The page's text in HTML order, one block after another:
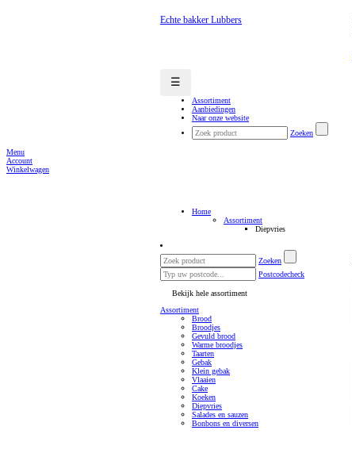
Echte bakker Lubbers
☰
Assortiment
Aanbiedingen
Naar onze website
Zoeken
Menu
Account
Winkelwagen
Home
Assortiment
Diepvries
Zoeken
Postcodecheck
Bekijk hele assortiment
Assortiment
Brood
Broodjes
Gevuld brood
Warme broodjes
Taarten
Gebak
Klein gebak
Vlaaien
Cake
Koeken
Diepvries
Salades en sauzen
Bonbons en diversen